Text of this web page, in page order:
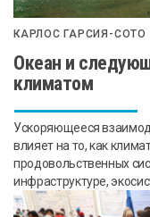
КАРЛОС ГАРСИЯ-СОТО
Океан и
климатом
Ускоряющееся
влияет на то, как
продовольственных
инфраструктуре,